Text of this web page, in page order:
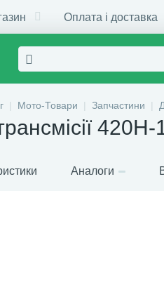
Оплата і доставка
Мото-Товари Запчастини
Аналоги